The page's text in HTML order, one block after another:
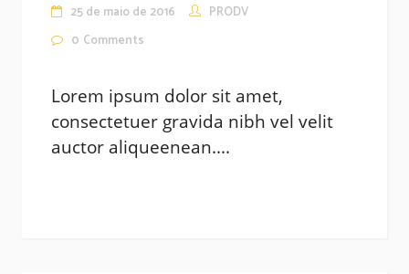
25 de maio de 2016
PRODV
0 Comments
Lorem ipsum dolor sit amet,
consectetuer gravida nibh vel velit
auctor aliqueenean....